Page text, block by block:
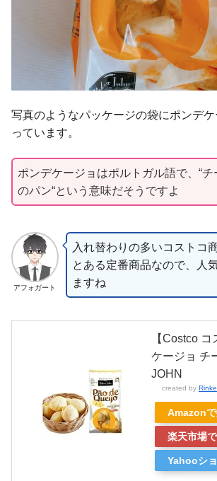
写真のようなパッケージの袋にポンデ
っています。
ポンデケージョはポルトガル語で、“チ
のパン“という意味だそうですよ
アフォガート
入れ替わりの多いコストコ
とある定番商品なので、人
ますね
【Costco
ケージョ チ
JOHN
created by
Amazon
楽天市場
Yahooシ